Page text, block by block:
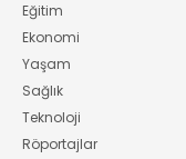
Eğitim
Ekonomi
Yaşam
Sağlık
Teknoloji
Röportajlar